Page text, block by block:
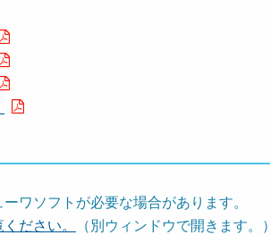
ワソフトが必要な場合があります。
ださい。
（別ウィンドウで開きます。）